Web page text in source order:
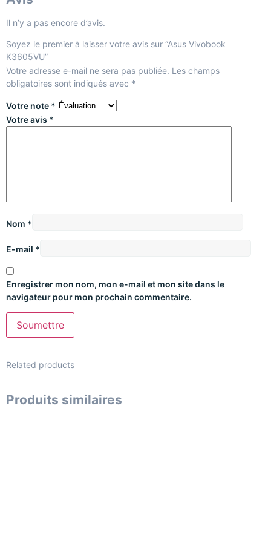
Il n’y a pas encore d’avis.
Soyez le premier à laisser votre avis sur “Asus Vivobook
K3605VU”
Votre adresse e-mail ne sera pas publiée. Les champs
obligatoires sont indiqués avec *
Votre note *
Votre avis *
Nom *
E-mail *
Enregistrer mon nom, mon e-mail et mon site dans le
navigateur pour mon prochain commentaire.
Related products
Produits similaires